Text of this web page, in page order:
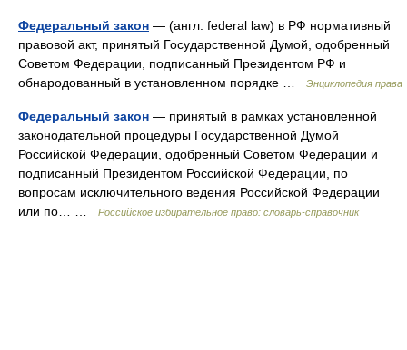
Федеральный закон — (англ. federal law) в РФ нормативный
правовой акт, принятый Государственной Думой, одобренный
Советом Федерации, подписанный Президентом РФ и
обнародованный в установленном порядке …
Энциклопедия права
Федеральный закон — принятый в рамках установленной
законодательной процедуры Государственной Думой
Российской Федерации, одобренный Советом Федерации и
подписанный Президентом Российской Федерации, по
вопросам исключительного ведения Российской Федерации
или по… …
Российское избирательное право: словарь-справочник